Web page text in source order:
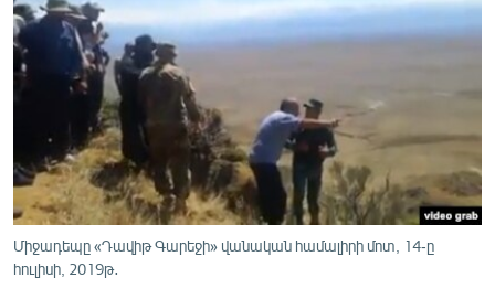
ՄԻՋԱԶԳԱՅԻՆ
ՄՇԱԿՈՒՅԹ
ՄԵԿՆԱԲԱՆՈՒԹՅՈՒՆ
ՏՏ ԵՒ ԻՆՏԵՐՆԵՏ
ԱՐԽԻՎ
Միջադեպը «Դավիթ Գարեջի» վանական համալիրի մոտ, 14-ը
հուլիսի, 2019թ․